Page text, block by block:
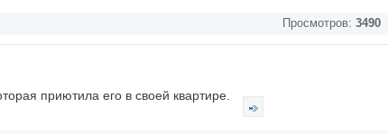
Просмотров: 3490
приютила его в своей квартире.